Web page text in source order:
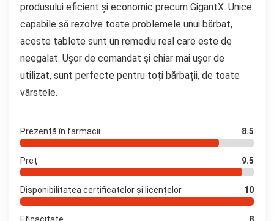
produsului eficient și economic precum GigantX. Unice
capabile să rezolve toate problemele unui bărbat,
aceste tablete sunt un remediu real care este de
neegalat. Ușor de comandat și chiar mai ușor de
utilizat, sunt perfecte pentru toți bărbații, de toate
vârstele.
Prezență în farmacii 8.5
Preț 9.5
Disponibilitatea certificatelor și licențelor 10
Eficacitate 8